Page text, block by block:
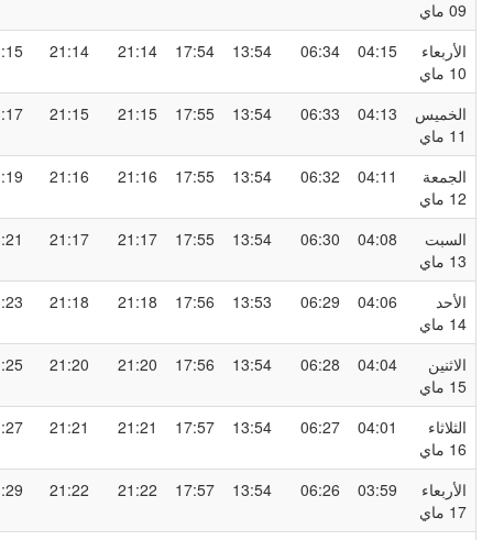
04:15
06:34
13:54
17:54
21:14
21:14
23:15
04:13
06:33
13:54
17:55
21:15
21:15
23:17
04:11
06:32
13:54
17:55
21:16
21:16
23:19
04:08
06:30
13:54
17:55
21:17
21:17
23:21
04:06
06:29
13:53
17:56
21:18
21:18
23:23
04:04
06:28
13:54
17:56
21:20
21:20
23:25
04:01
06:27
13:54
17:57
21:21
21:21
23:27
03:59
06:26
13:54
17:57
21:22
21:22
23:29